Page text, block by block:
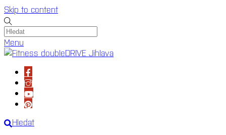
Skip to content
Menu
Hledat